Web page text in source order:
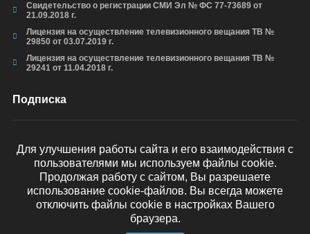
Свидетельство о регистрации СМИ Эл № ФС 77-73689 от
21.09.2018 г.
Лицензия на осуществление телевизионного вещания ТВ №
29850 от 03.07.2019 г.
Лицензия на осуществление телевизионного вещания ТВ №
29241 от 11.04.2018 г.
Подписка
ОТПРАВИТЬ
Для улучшения работы сайта и его взаимодействия с
пользователями мы используем файлы cookie.
Продолжая работу с сайтом, Вы разрешаете
использование cookie-файлов. Вы всегда можете
отключить файлы cookie в настройках Вашего
браузера.